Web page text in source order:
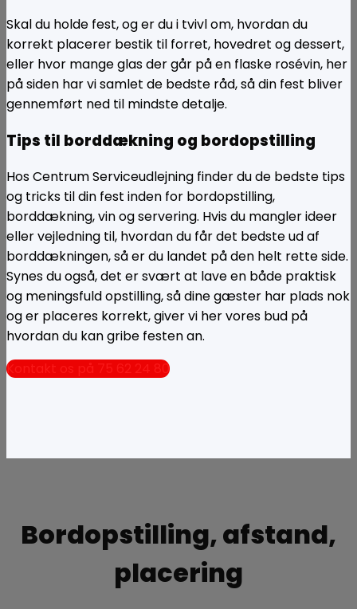
Skal du holde fest, og er du i tvivl om, hvordan du
korrekt placerer bestik til forret, hovedret og dessert,
eller hvor mange glas der går på en flaske rosévin, her
på siden har vi samlet de bedste råd, så din fest bliver
gennemført ned til mindste detalje.
Tips til borddækning og bordopstilling
Hos Centrum Serviceudlejning finder du de bedste tips
og tricks til din fest inden for bordopstilling,
borddækning, vin og servering. Hvis du mangler ideer
eller vejledning til, hvordan du får det bedste ud af
borddækningen, så er du landet på den helt rette side.
Synes du også, det er svært at lave en både praktisk
og meningsfuld opstilling, så dine gæster har plads nok
og er placeres korrekt, giver vi her vores bud på
hvordan du kan gribe festen an.
Kontakt os på 75 62 24 80
Bordopstilling, afstand,
placering